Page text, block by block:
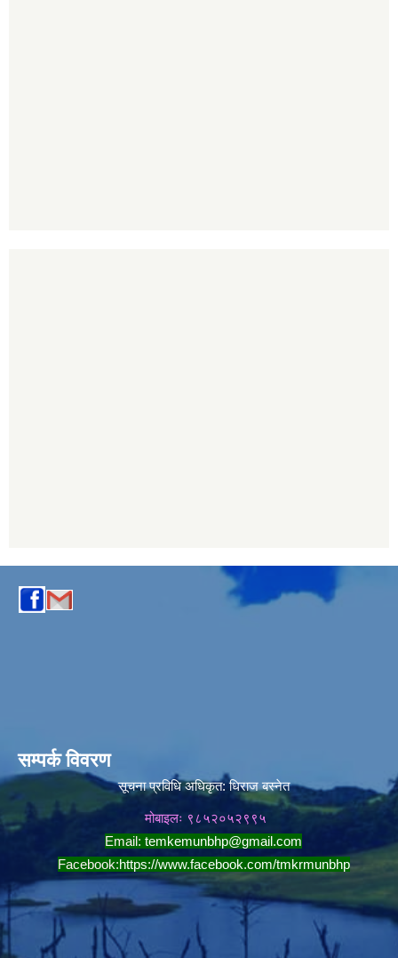
सम्पर्क विवरण
सूचना प्रविधि अधिकृत:धिराज बस्नेत
मोबाइलः ९८५२०५२९९५
Email: temkemunbhp@gmail.com
Facebook:https://www.facebook.com/tmkrmunbhp